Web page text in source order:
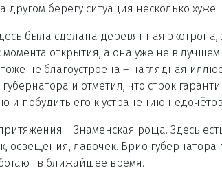
другом берегу ситуация несколько хуже.
была сделана деревянная
открытия, а она уже не в
не благоустроена – наглядная
и отметил, что строк
и побудить его к устранению
– Знаменская роща. Здесь
освещения, лавочек. Врио губернатора
в ближайшее время.